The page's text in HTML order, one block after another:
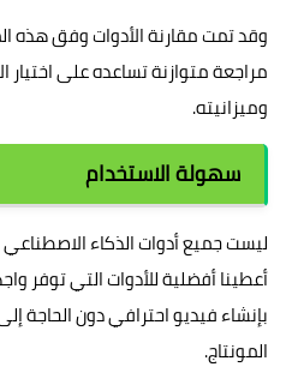
وقد تمت مقارنة الأدوات وفق هذه
مراجعة متوازنة تساعده على اختيار
وميزانيته.
سهولة الاستخدام
ليست جميع أدوات الذكاء
أعطينا أفضلية للأدوات التي توفر
بإنشاء فيديو احترافي دون الحاجة
المونتاج.